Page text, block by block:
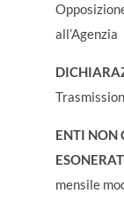
all’Agenzia
ENTI NON
mensile